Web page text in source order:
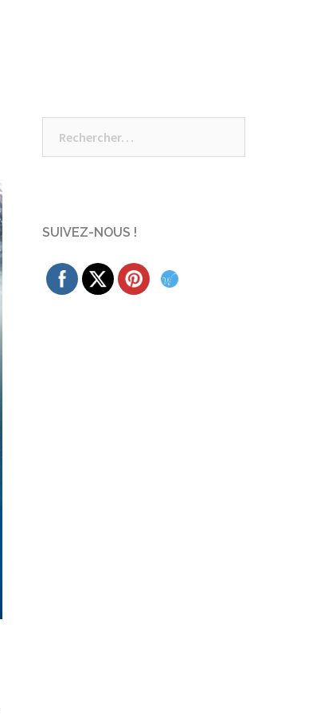
SUIVEZ-NOUS !